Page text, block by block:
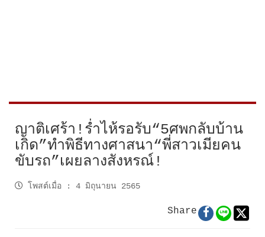
ญาติเศร้า!ร่ำไห้รอรับ“5ศพกลับบ้าน
เกิด”ทำพิธีทางศาสนา“พี่สาวเมียคน
ขับรถ”เผยลางสังหรณ์!
โพสต์เมื่อ : 4 มิถุนายน 2565
Share